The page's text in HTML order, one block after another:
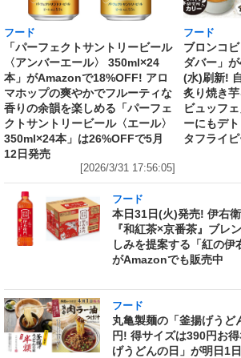
フード
「パーフェクトサントリービール
〈アンバーエール〉 350ml×24
本」がAmazonで18%OFF! アロ
マホップの爽やかでフルーティな
香りの余韻を楽しめる「パーフェ
クトサントリービール〈エール〉
350ml×24本」は26%OFFで5月
12日発売
[2026/3/31 17:56:05]
フード
ブロンコ
ダバー」
(水)刷新!
炙り焼き
ビュッフ
ーにもデ
タフライ
フード
本日31日(火)発売! 伊右
『和紅茶×京番茶』ブレ
しみを提案する「紅の伊
がAmazonでも販売中
フード
丸亀製麺の「釜揚げうど
円! 得サイズは390円お
げうどんの日」が明日1